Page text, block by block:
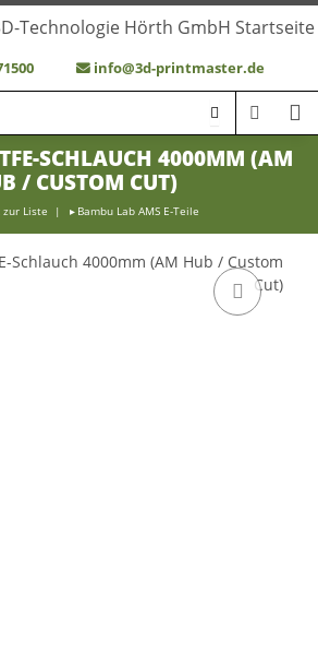
info@3d-printmaster.de
SCHLAUCH 4000MM (AM
/ CUSTOM CUT)
zur Liste Bambu Lab AMS E-Teile